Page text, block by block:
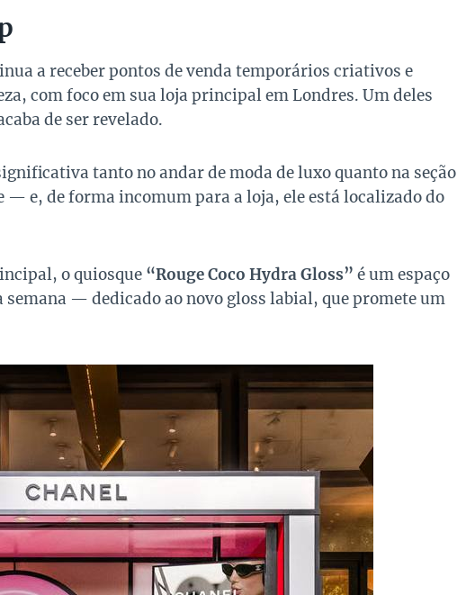
a receber pontos de venda temporários criativos e
com foco em sua loja principal em Londres. Um deles
de ser revelado.
tanto no andar de moda de luxo quanto na seção
— e, de forma incomum para a loja, ele está localizado do
o quiosque “Rouge Coco Hydra Gloss” é um espaço
— dedicado ao novo gloss labial, que promete um